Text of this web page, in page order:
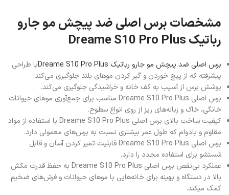
مشخصات برس اصلی ضد پیچش مو جارو
رباتیک Dreame S10 Pro Plus
برس اصلی ضد پیچش مو جارو رباتیک Dreame S10 Pro Plus
با طراحی
پیشرفته که از پیچ خوردن و گیر کردن موهای بلند جلوگیری می‌کند.
پوشش برس از آسیب به کف خانه و خراشیدگی جلوگیری می‌کند.
برس اصلی Dreame S10 Pro Plus مناسب برای جمع‌آوری موهای حیوانات
خانگی، خاک و زباله‌های ریز از روی انواع سطوح.
کیفیت ساخت بالای برس اصلی Dreame S10 Pro Plus با استفاده از مواد
مقاوم و بادوام که طول عمر بیشتری نسبت به برس‌های معمولی دارد.
برس اصلی Dreame S10 Pro Plus قابلیت تمیز کردن آسان و قابل
شستشو برای استفاده مجدد را دارد.
عملکرد بی‌نقص برس اصلی Dreame S10 Pro Plus به حفظ قدرت مکش
بالا در دستگاه و بهینه برای خانه‌هایی با موهای حیوانات و فرش‌های ضخیم
کمک میکند.